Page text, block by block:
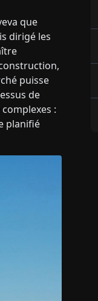
que
dirigé les
puisse
de
:
planifié